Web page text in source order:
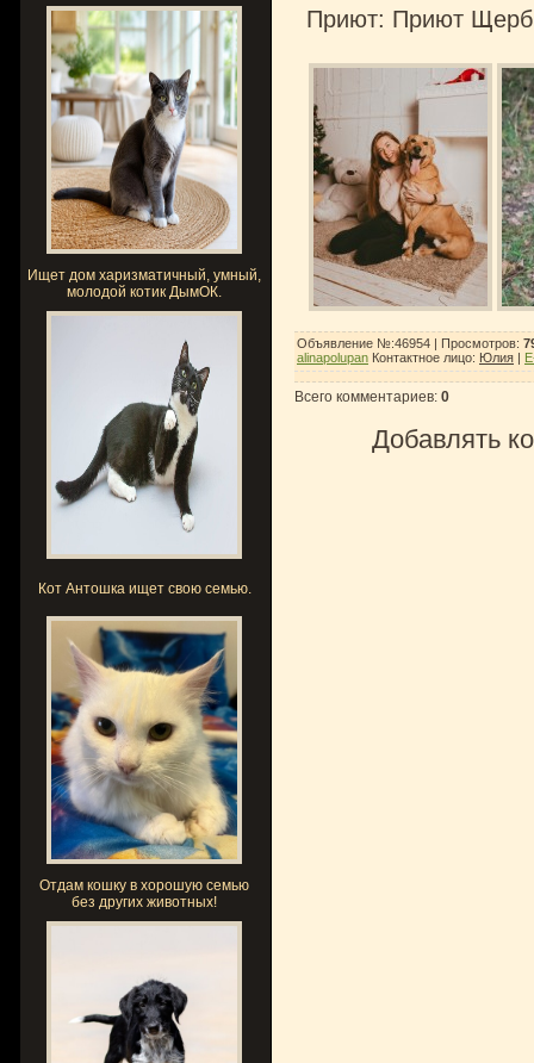
Ищет дом харизматичный, умный,
молодой котик ДымОК.
Кот Антошка ищет свою семью.
Отдам кошку в хорошую семью
без других животных!
Приют: Приют
Объявление №:46954 | Просмотров:
alinapolupan Контактное лицо: Юлия |
Всего комментариев: 0
Добавлять